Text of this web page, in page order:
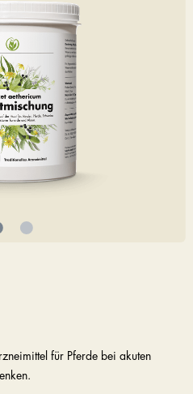
für Pferde bei akuten